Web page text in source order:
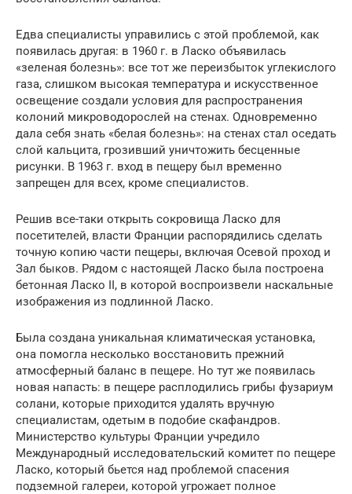
Едва специалисты управились с этой проблемой, как
появилась другая: в 1960 г. в Ласко объявилась
«зеленая болезнь»: все тот же переизбыток углекислого
газа, слишком высокая температура и искусственное
освещение создали условия для распространения
колоний микроводорослей на стенах. Одновременно
дала себя знать «белая болезнь»: на стенах стал оседать
слой кальцита, грозивший уничтожить бесценные
рисунки. В 1963 г. вход в пещеру был временно
запрещен для всех, кроме специалистов.
Решив все-таки открыть сокровища Ласко для
посетителей, власти Франции распорядились сделать
точную копию части пещеры, включая Осевой проход и
Зал быков. Рядом с настоящей Ласко была построена
бетонная Ласко II, в которой воспроизвели наскальные
изображения из подлинной Ласко.
Была создана уникальная климатическая установка,
она помогла несколько восстановить прежний
атмосферный баланс в пещере. Но тут же появилась
новая напасть: в пещере расплодились грибы фузариум
солани, которые приходится удалять вручную
специалистам, одетым в подобие скафандров.
Министерство культуры Франции учредило
Международный исследовательский комитет по пещере
Ласко, который бьется над проблемой спасения
подземной галереи, которой угрожает полное